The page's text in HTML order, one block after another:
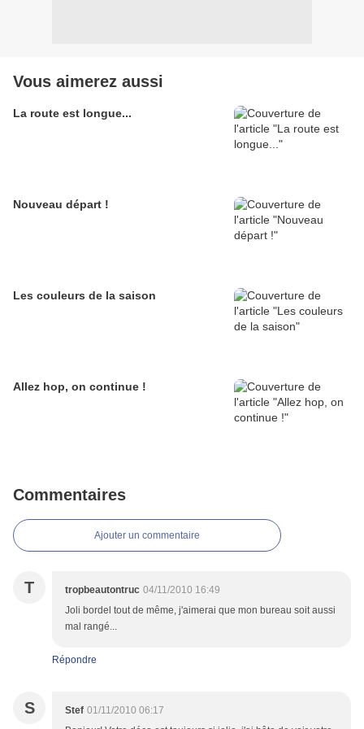
Vous aimerez aussi
La route est longue...
Nouveau départ !
Les couleurs de la saison
Allez hop, on continue !
Commentaires
Ajouter un commentaire
T tropbeautontruc 04/11/2010 16:49
Joli bordel tout de même, j'aimerai que mon bureau soit aussi
mal rangé...
Répondre
S Stef 01/11/2010 06:17